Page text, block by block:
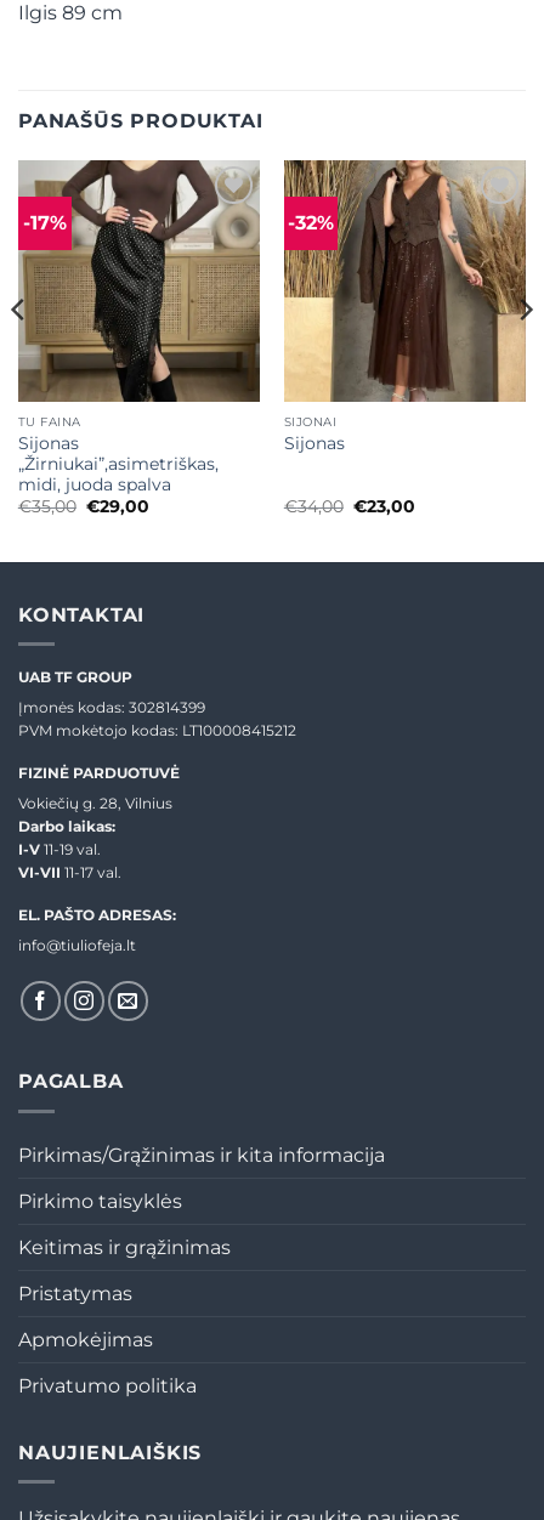
Ilgis 89 cm
PANAŠŪS PRODUKTAI
-17% Mėgstamiausias
TU FAINA
Sijonas
„Žirniukai”,asimetriškas,
midi, juoda spalva
€35,00 Original
price
€29,00Current
-32% Mėgstamiausias
SIJONAI
Sijonas
€34,00 Original
price
€23,00Current
KONTAKTAI
UAB TF GROUP
Įmonės kodas: 302814399
PVM mokėtojo kodas: LT100008415212
FIZINĖ PARDUOTUVĖ
Vokiečių g. 28, Vilnius
Darbo laikas:
I-V 11-19 val.
VI-VII 11-17 val.
EL. PAŠTO ADRESAS:
info@tiuliofeja.lt
PAGALBA
Pirkimas/Grąžinimas ir kita informacija
Pirkimo taisyklės
Keitimas ir grąžinimas
Pristatymas
Apmokėjimas
Privatumo politika
NAUJIENLAIŠKIS